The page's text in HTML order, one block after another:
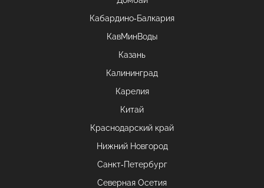
Кабардино-Балкария
КавМинВоды
Казань
Калининград
Карелия
Китай
Краснодарский край
Нижний Новгород
Санкт-Петербург
Северная Осетия